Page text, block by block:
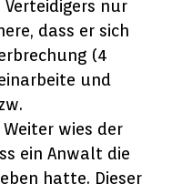
nur
dass er sich
(4
und
wies der
ein Anwalt die
hatte. Dieser